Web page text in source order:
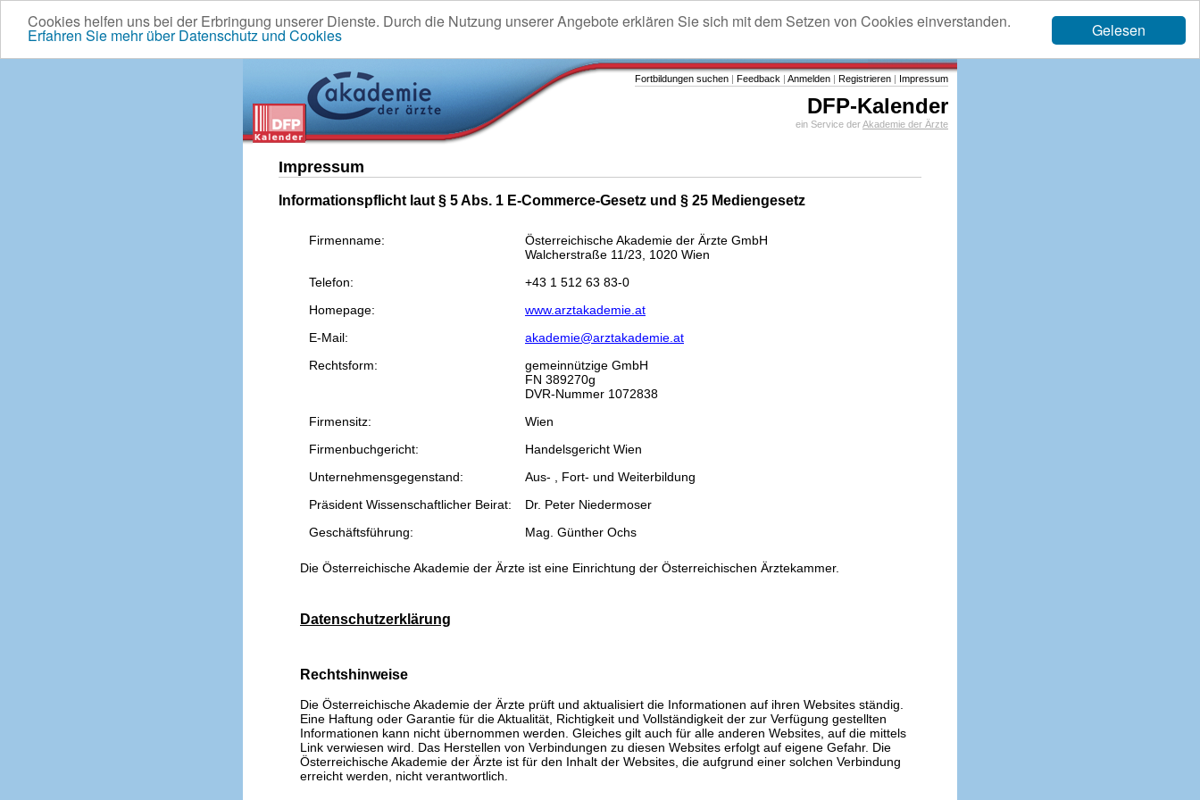
Gelesen
Cookies helfen uns bei der Erbringung unserer Dienste. Durch die Nutzung unserer Angebote erklären Sie sich mit dem Setzen von Cookies einverstanden.
Erfahren Sie mehr über Datenschutz und Cookies
Fortbildungen suchen | Feedback | Anmelden | Registrieren | Impressum
DFP-Kalender
ein Service derAkademie der Ärzte
Impressum
Informationspflicht laut § 5 Abs. 1 E-Commerce-Gesetz und § 25 Mediengesetz
Firmenname:
Österreichische Akademie der Ärzte GmbH
Walcherstraße 11/23, 1020 Wien
Telefon:
+43 1 512 63 83-0
Homepage:
www.arztakademie.at
E-Mail:
akademie@arztakademie.at
Rechtsform:
gemeinnützige GmbH
FN 389270g
DVR-Nummer 1072838
Firmensitz:
Wien
Firmenbuchgericht:
Handelsgericht Wien
Unternehmensgegenstand:
Aus- , Fort- und Weiterbildung
Präsident Wissenschaftlicher Beirat:
Dr. Peter Niedermoser
Geschäftsführung:
Mag. Günther Ochs
Die Österreichische Akademie der Ärzte ist eine Einrichtung der Österreichischen Ärztekammer.
Datenschutzerklärung
Rechtshinweise
Die Österreichische Akademie der Ärzte prüft und aktualisiert die Informationen auf ihren Websites ständig.
Eine Haftung oder Garantie für die Aktualität, Richtigkeit und Vollständigkeit der zur Verfügung gestellten
Informationen kann nicht übernommen werden. Gleiches gilt auch für alle anderen Websites, auf die mittels
Link verwiesen wird. Das Herstellen von Verbindungen zu diesen Websites erfolgt auf eigene Gefahr. Die
Österreichische Akademie der Ärzte ist für den Inhalt der Websites, die aufgrund einer solchen Verbindung
erreicht werden, nicht verantwortlich.